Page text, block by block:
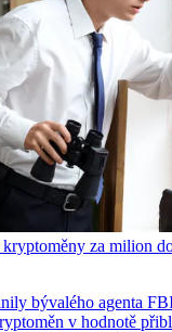
za milion
bývalého agenta
v hodnotě